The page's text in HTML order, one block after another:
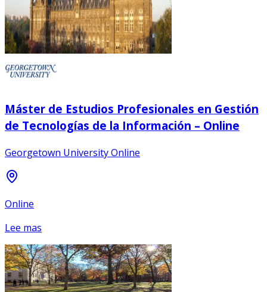
Máster de Estudios Profesionales en Gestión
de Tecnologías de la Información – Online
Georgetown University Online
Online
Lee mas